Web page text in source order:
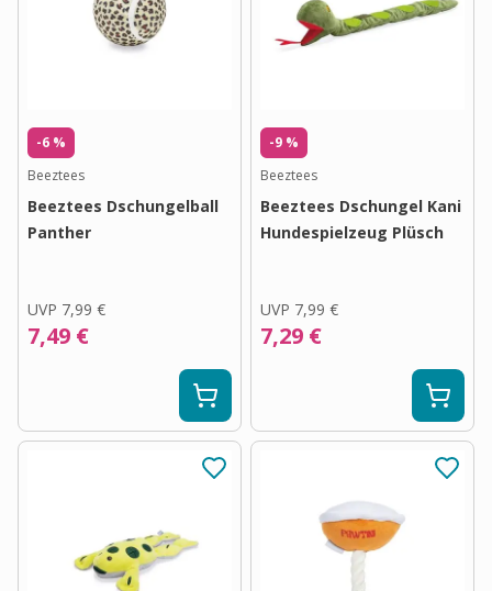
-6 %
Beeztees
Beeztees Dschungelball
Panther
UVP 7,99 €
7,49 €
-9 %
Beeztees
Beeztees Dschungel Kani
Hundespielzeug Plüsch
UVP 7,99 €
7,29 €